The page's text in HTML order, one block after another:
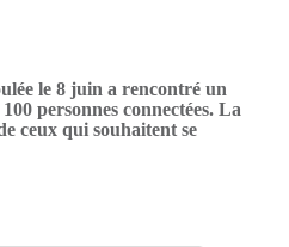
le 8 juin a rencontré un
personnes connectées. La
ceux qui souhaitent se